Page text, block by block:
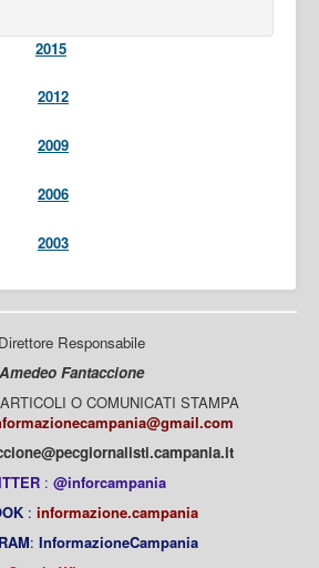
2015
2012
2009
2006
2003
Direttore Responsabile
Amedeo Fantaccione
O COMUNICATI STAMPA
: @inforcampania
: informazione.campania
: InformazioneCampania